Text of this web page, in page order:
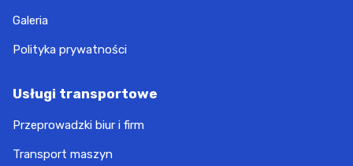
Galeria
Polityka prywatności
Usługi transportowe
Przeprowadzki biur i firm
Transport maszyn